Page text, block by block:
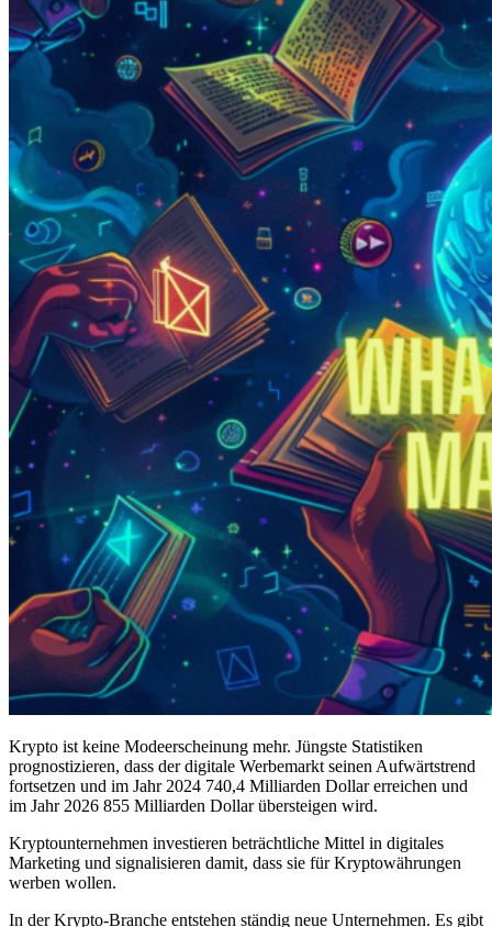
Krypto ist keine Modeerscheinung mehr. Jüngste Statistiken
prognostizieren, dass der digitale Werbemarkt seinen Aufwärtstrend
fortsetzen und im Jahr 2024 740,4 Milliarden Dollar erreichen und
im Jahr 2026 855 Milliarden Dollar übersteigen wird.
Kryptounternehmen investieren beträchtliche Mittel in digitales
Marketing und signalisieren damit, dass sie für Kryptowährungen
werben wollen.
In der Krypto-Branche entstehen ständig neue Unternehmen. Es gibt